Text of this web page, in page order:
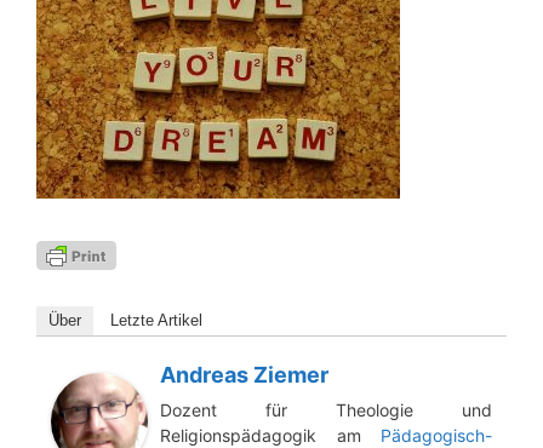
Über Letz­te Artikel
Andreas Ziemer
Dozent für Theologie und
Religionspädagogik am Pädagogisch-